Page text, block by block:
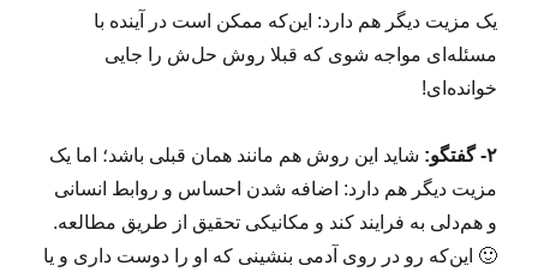
یک مزیت دیگر هم دارد: این‌که ممکن است در آینده با
مسئله‌ای مواجه شوی که قبلا روش حل‌ش را جایی
خوانده‌ای!
۲- گفتگو:
شاید این روش هم مانند همان قبلی باشد؛ اما یک
مزیت دیگر هم دارد: اضافه شدن احساس و روابط انسانی
و هم‌دلی به فرایند کند و مکانیکی تحقیق از طریق مطالعه.
🙂 این‌که رو در روی آدمی بنشینی که او را دوست داری و یا